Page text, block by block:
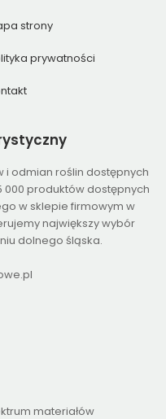
strony
prywatności
odmian roślin dostępnych
000 produktów dostępnych
w sklepie firmowym w
największy wybór
dolnego śląska.
materiałów